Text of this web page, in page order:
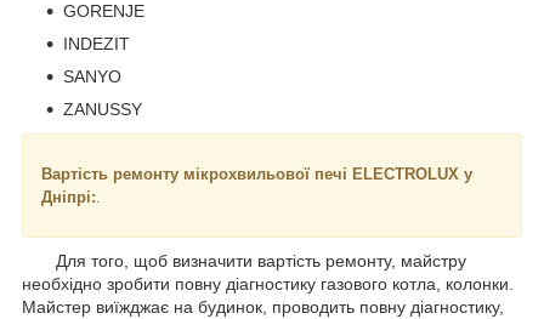
GORENJE
INDEZIT
SANYO
ZANUSSY
Вартість ремонту мікрохвильової печі ELECTROLUX у
Дніпрі:.
Для того, щоб визначити вартість ремонту, майстру
необхідно зробити повну діагностику газового котла, колонки.
Майстер виїжджає на будинок, проводить повну діагностику,